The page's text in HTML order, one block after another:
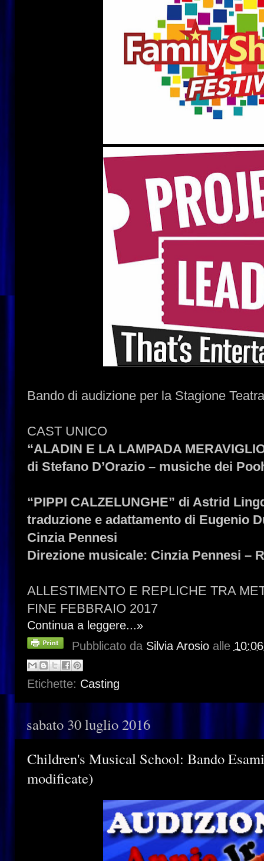
Bando di audizione per la Stagione
CAST UNICO
“ALADIN E LA LAMPADA
di Stefano D’Orazio – musiche dei
“PIPPI CALZELUNGHE” di Astrid
traduzione e adattamento di Eugenio
Cinzia Pennesi
Direzione musicale: Cinzia Pennesi –
ALLESTIMENTO E REPLICHE TRA
FINE FEBBRAIO 2017
Continua a leggere...»
Pubblicato da Silvia Arosio alle
Etichette: Casting
sabato 30 luglio 2016
Children's Musical School: Bando
modificate)